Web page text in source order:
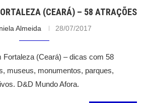
(CEARÁ) – 58 ATRAÇÕES
Almeida 28/07/2017
Fortaleza (Ceará) – dicas com 58
museus, monumentos, parques,
D&D Mundo Afora.